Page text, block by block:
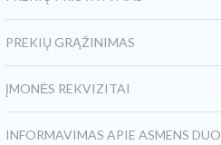
PREKIŲ GRĄŽINIMAS
ĮMONĖS REKVIZITAI
INFORMAVIMAS APIE ASMENS